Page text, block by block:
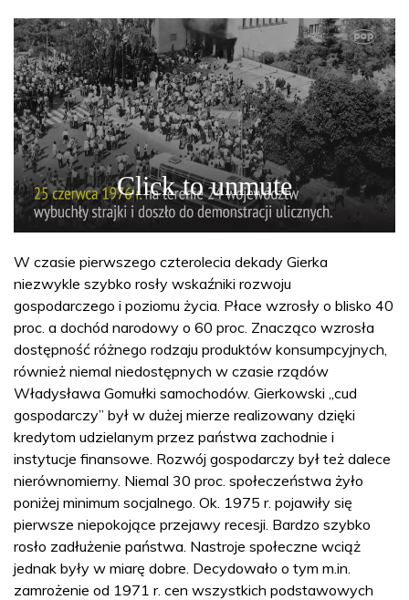
W czasie pierwszego czterolecia dekady Gierka
niezwykle szybko rosły wskaźniki rozwoju
gospodarczego i poziomu życia. Płace wzrosły o blisko 40
proc. a dochód narodowy o 60 proc. Znacząco wzrosła
dostępność różnego rodzaju produktów konsumpcyjnych,
również niemal niedostępnych w czasie rządów
Władysława Gomułki samochodów. Gierkowski „cud
gospodarczy” był w dużej mierze realizowany dzięki
kredytom udzielanym przez państwa zachodnie i
instytucje finansowe. Rozwój gospodarczy był też dalece
nierównomierny. Niemal 30 proc. społeczeństwa żyło
poniżej minimum socjalnego. Ok. 1975 r. pojawiły się
pierwsze niepokojące przejawy recesji. Bardzo szybko
rosło zadłużenie państwa. Nastroje społeczne wciąż
jednak były w miarę dobre. Decydowało o tym m.in.
zamrożenie od 1971 r. cen wszystkich podstawowych